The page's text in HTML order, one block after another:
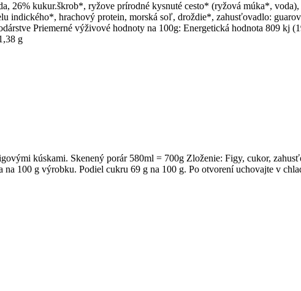
26% kukur.škrob*, ryžove prírodné kysnuté cesto* (ryžová múka*,
indického*, hrachový protein, morská soľ, droždie*, zahusťovadlo:
Priemerné výživové hodnoty na 100g: Energetická hodnota 809 kj
g
kúskami. Skenený porár 580ml = 700g Zloženie: Figy, cukor,
100 g výrobku. Podiel cukru 69 g na 100 g. Po otvorení uchovajte v